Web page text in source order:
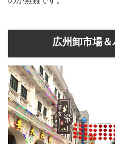
広州卸市場